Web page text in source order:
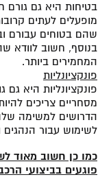
בטיחות היא גם גורם
מופעלים לעתים
שהם בטוחים עבורם
בנוסף, חשוב לוודא
המחמירים ביותר.
פונקציונליות
פונקציונליות היא
מסחריים צריכים
הדרושים למשימה
לשימוש עבור הנהגים
כמו כן חשוב מאוד
פוגעים בביצועי